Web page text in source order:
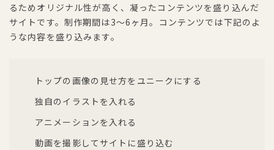
るためオリジナル性が高く、凝ったコンテンツを盛り込んだ
サイトです。制作期間は3〜6ヶ月。コンテンツでは下記のよ
うな内容を盛り込みます。
トップの画像の見せ方をユニークにする
独自のイラストを入れる
アニメーションを入れる
動画を撮影してサイトに盛り込む